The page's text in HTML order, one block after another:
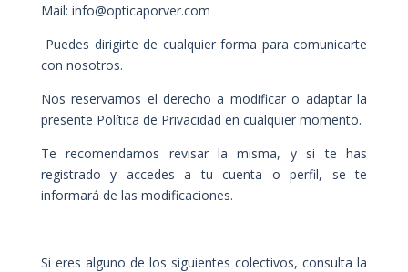
Mail: info@opticaporver.com
Puedes dirigirte de cualquier forma para comunicarte
con nosotros.
Nos reservamos el derecho a modificar o adaptar la
presente Política de Privacidad en cualquier momento.
Te recomendamos revisar la misma, y si te has
registrado y accedes a tu cuenta o perfil, se te
informará de las modificaciones.
Si eres alguno de los siguientes colectivos, consulta la